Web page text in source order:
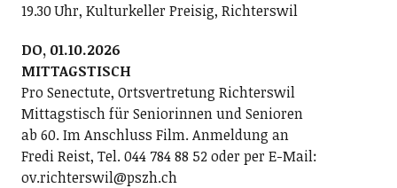
19.30 Uhr, Kulturkeller Preisig, Richterswil
DO, 01.10.2026
MITTAGSTISCH
Pro Senectute, Ortsvertretung Richterswil
Mittagstisch für Seniorinnen und Senioren
ab 60. Im Anschluss Film. Anmeldung an
Fredi Reist, Tel. 044 784 88 52 oder per E-Mail:
ov.richterswil@pszh.ch